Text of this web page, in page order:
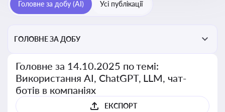
Головне за добу (AI) Усі публікації
ГОЛОВНЕ ЗА ДОБУ
Головне за 14.10.2025 по темі:
Використання AI, ChatGPT, LLM, чат-
ботів в компаніях
ЕКСПОРТ